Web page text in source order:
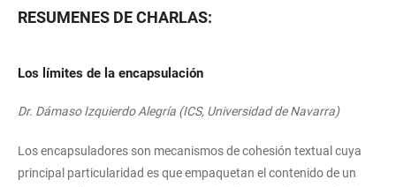
RESUMENES DE CHARLAS:
Los límites de la encapsulación
Dr. Dámaso Izquierdo Alegría (ICS, Universidad de Navarra)
Los encapsuladores son mecanismos de cohesión textual cuya
principal particularidad es que empaquetan el contenido de un